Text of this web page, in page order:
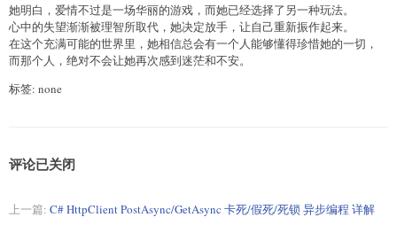
她明白，爱情不过是一场华丽的游戏，而她已经选择了另一种玩法。
心中的失望渐渐被理智所取代，她决定放手，让自己重新振作起来。
在这个充满可能的世界里，她相信总会有一个人能够懂得珍惜她的一切，
而那个人，绝对不会让她再次感到迷茫和不安。
标签: none
评论已关闭
上一篇: C# HttpClient PostAsync/GetAsync 卡死/假死/死锁 异步编程 详解